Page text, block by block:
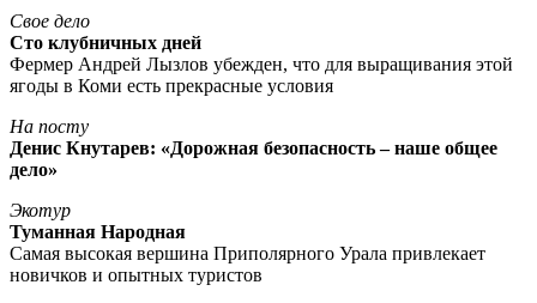
Свое дело
Сто клубничных дней
Фермер Андрей Лызлов убежден, что для выращивания этой
ягоды в Коми есть прекрасные условия
На посту
Денис Кнутарев: «Дорожная безопасность – наше общее
дело»
Экотур
Туманная Народная
Самая высокая вершина Приполярного Урала привлекает
новичков и опытных туристов